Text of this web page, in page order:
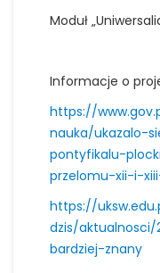
Moduł
Informacje o
https://
nauka/ukazalo-
pontyfikalu-
przelomu-xii-i-
https://
dzis/
bardziej-znany